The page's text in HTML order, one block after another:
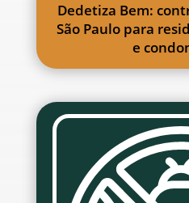
Dedetiza Bem:
São Paulo para
e